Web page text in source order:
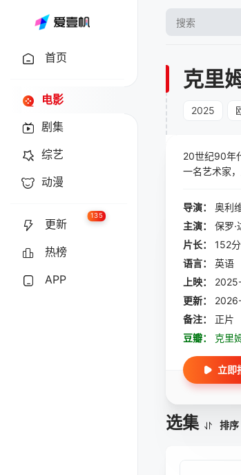
首页
电影
剧集
综艺
动漫
更新
135
热榜
APP
克里
2025
20世纪90年
一名艺术家
他脱离这场
导演：
奥利
主演：
保罗·
片长：
152
语言：
英语
上映：
更新：
备注：
正片
豆瓣：
克里
立即
选集 排序